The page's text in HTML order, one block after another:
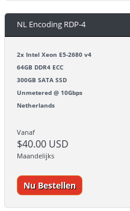
NL Encoding RDP-4
2x Intel Xeon E5-2680 v4
64GB DDR4 ECC
300GB SATA SSD
Unmetered @ 10Gbps
Netherlands
Vanaf
$40.00 USD
Maandelijks
Nu Bestellen